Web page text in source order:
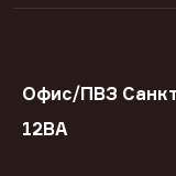
Офис/ПВЗ
12ВА